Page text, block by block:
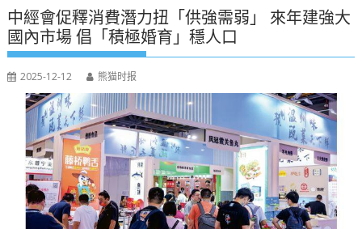
中經會促釋消費潛力扭「供強需弱」 來年建強大
國內市場 倡「積極婚育」穩人口
2025-12-12 熊猫时报